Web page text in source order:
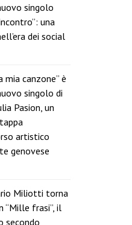
singolo
una
dei social
mia canzone” è
singolo di
Pasion, un
artistico
genovese
Miliotti torna
“Mille frasi”, il
secondo